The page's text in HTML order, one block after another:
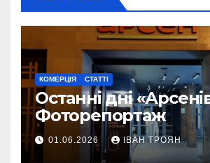
КОМЕРЦІЯ СТАТТІ
Останні дні
Фоторепортаж
01.06.2026 ІВАН ТРОЯН